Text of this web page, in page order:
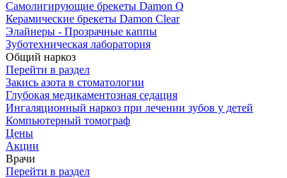
Самолигирующие брекеты Damon Q
Керамические брекеты Damon Clear
Элайнеры - Прозрачные каппы
Зуботехническая лаборатория
Общий наркоз
Перейти в раздел
Закись азота в стоматологии
Глубокая медика­ментозная седация
Ингаляционный наркоз при лечении зубов у детей
Компьютерный томограф
Цены
Акции
Врачи
Перейти в раздел